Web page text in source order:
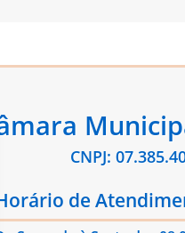
CNPJ:
de